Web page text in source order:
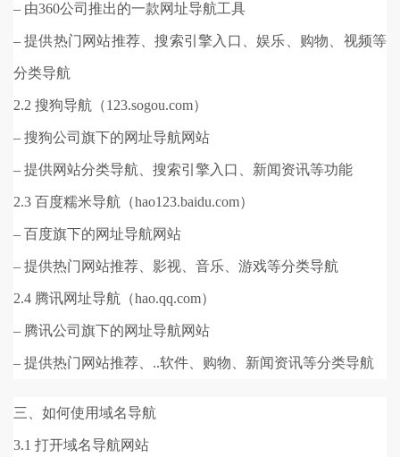
– 由360公司推出的一款网址导航工具
– 提供热门网站推荐、搜索引擎入口、娱乐、购物、视频等
分类导航
2.2 搜狗导航（123.sogou.com）
– 搜狗公司旗下的网址导航网站
– 提供网站分类导航、搜索引擎入口、新闻资讯等功能
2.3 百度糯米导航（hao123.baidu.com）
– 百度旗下的网址导航网站
– 提供热门网站推荐、影视、音乐、游戏等分类导航
2.4 腾讯网址导航（hao.qq.com）
– 腾讯公司旗下的网址导航网站
– 提供热门网站推荐、..软件、购物、新闻资讯等分类导航
三、如何使用域名导航
3.1 打开域名导航网站